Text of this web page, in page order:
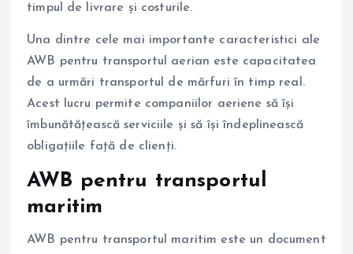
timpul de livrare și costurile.
Una dintre cele mai importante caracteristici ale
AWB pentru transportul aerian este capacitatea
de a urmări transportul de mărfuri în timp real.
Acest lucru permite companiilor aeriene să își
îmbunătățească serviciile și să își îndeplinească
obligațiile față de clienți.
AWB pentru transportul
maritim
AWB pentru transportul maritim este un document